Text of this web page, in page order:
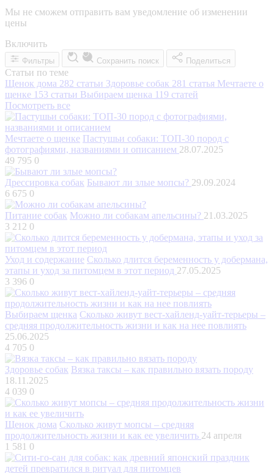
Мы не сможем отправить вам уведомление об изменении
цены
Включить
Фильтры Сохранить поиск Поделиться
Статьи по теме
Щенок дома 282 статьи Здоровье собак 281 статья Мечтаете о
щенке 153 статьи Выбираем щенка 119 статей
Посмотреть все
Мечтаете о щенке Пастушьи собаки: ТОП-30 пород с
фотографиями, названиями и описанием 28.07.2025
49 795 0
Дрессировка собак Бывают ли злые мопсы? 29.09.2024
6 675 0
Питание собак Можно ли собакам апельсины? 21.03.2025
3 212 0
Уход и содержание Сколько длится беременность у добермана,
этапы и уход за питомцем в этот период 27.05.2025
3 396 0
Выбираем щенка Сколько живут вест-хайленд-уайт-терьеры –
средняя продолжительность жизни и как на нее повлиять
25.06.2025
4 705 0
Здоровье собак Вязка таксы – как правильно вязать породу
18.11.2025
4 039 0
Щенок дома Сколько живут мопсы – средняя
продолжительность жизни и как ее увеличить 24 апреля
1 581 0